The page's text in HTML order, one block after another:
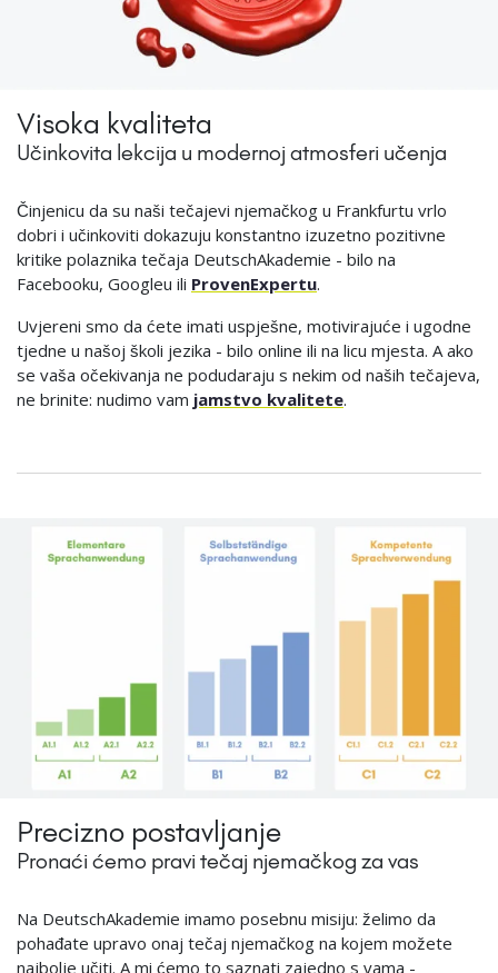
Visoka kvaliteta
Učinkovita lekcija u modernoj atmosferi učenja
Činjenicu da su naši tečajevi njemačkog u Frankfurtu vrlo
dobri i učinkoviti dokazuju konstantno izuzetno pozitivne
kritike polaznika tečaja DeutschAkademie - bilo na
Facebooku, Googleu ili ProvenExpertu.
Uvjereni smo da ćete imati uspješne, motivirajuće i ugodne
tjedne u našoj školi jezika - bilo online ili na licu mjesta. A ako
se vaša očekivanja ne podudaraju s nekim od naših tečajeva,
ne brinite: nudimo vam jamstvo kvalitete.
Precizno postavljanje
Pronaći ćemo pravi tečaj njemačkog za vas
Na DeutschAkademie imamo posebnu misiju: ​​želimo da
pohađate upravo onaj tečaj njemačkog na kojem možete
najbolje učiti. A mi ćemo to saznati zajedno s vama -